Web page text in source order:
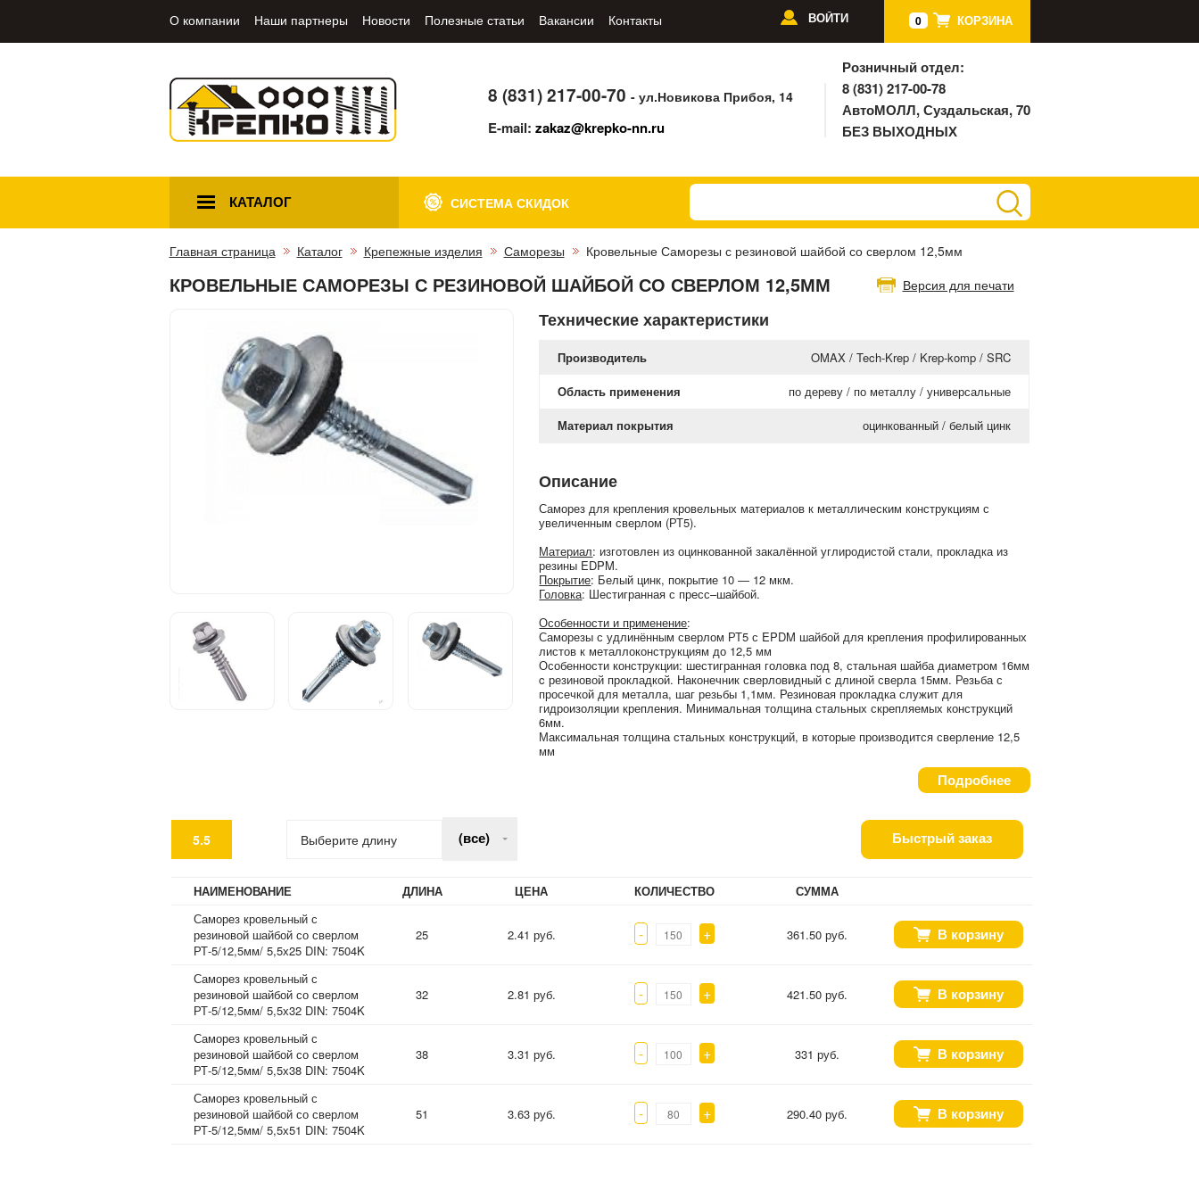
О компании Наши партнеры Новости Полезные статьи Вакансии Контакты 0 КОРЗИНА
ВОЙТИ
8 (831) 217-00-70- ул.Новикова Прибоя, 14
E-mail:zakaz@krepko-nn.ru
Розничный отдел:
8 (831) 217-00-78
АвтоМОЛЛ, Суздальская, 70
БЕЗ ВЫХОДНЫХ
КАТАЛОГ СИСТЕМА СКИДОК
Главная страница Каталог Крепежные изделия Саморезы
Кровельные Саморезы с резиновой шайбой со сверлом 12,5мм
Версия для печати
КРОВЕЛЬНЫЕ САМОРЕЗЫ С РЕЗИНОВОЙ ШАЙБОЙ СО СВЕРЛОМ 12,5ММ
Технические характеристики
Производитель
OMAX / Tech-Krep / Krep-komp / SRC
Область применения
по дереву / по металлу / универсальные
Материал покрытия
оцинкованный / белый цинк
Описание
Саморез для крепления кровельных материалов к металлическим конструкциям с
увеличенным сверлом (РТ5).
Материал: изготовлен из оцинкованной закалённой углиродистой стали, прокладка из
резины EDPM.
Покрытие: Белый цинк, покрытие 10 — 12 мкм.
Головка: Шестигранная с пресс–шайбой.
Особенности и применение:
Саморезы с удлинённым сверлом РТ5 с EPDM шайбой для крепления профилированных
листов к металлоконструкциям до 12,5 мм
Особенности конструкции: шестигранная головка под 8, стальная шайба диаметром 16мм
c резиновой прокладкой. Наконечник сверловидный с длиной сверла 15мм. Резьба с
просечкой для металла, шаг резьбы 1,1мм. Резиновая прокладка служит для
гидроизоляции крепления. Минимальная толщина стальных скрепляемых конструкций
6мм.
Максимальная толщина стальных конструкций, в которые производится сверление 12,5
мм
Подробнее
Быстрый заказ
5.5 Выберите длину (все)
НАИМЕНОВАНИЕ ДЛИНА ЦЕНА КОЛИЧЕСТВО
СУММА
Саморез кровельный с
резиновой шайбой со сверлом
РТ-5/12,5мм/ 5,5х25 DIN: 7504K
25 2.41 руб. - + 361.50 руб. В корзину
Саморез кровельный с
резиновой шайбой со сверлом
РТ-5/12,5мм/ 5,5х32 DIN: 7504K
32 2.81 руб. - + 421.50 руб. В корзину
Саморез кровельный с
резиновой шайбой со сверлом
РТ-5/12,5мм/ 5,5х38 DIN: 7504K
38 3.31 руб. - + 331 руб. В корзину
Саморез кровельный с
резиновой шайбой со сверлом
РТ-5/12,5мм/ 5,5х51 DIN: 7504K
51 3.63 руб. - + 290.40 руб. В корзину